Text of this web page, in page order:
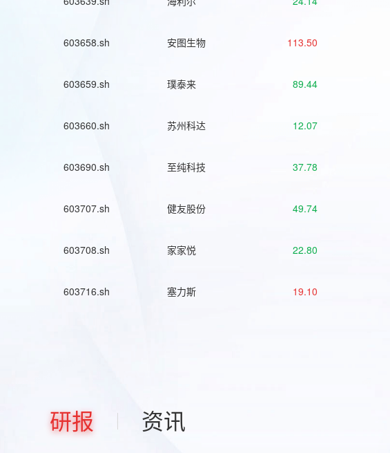
603658.sh 安图生物 113.50
603659.sh 璞泰来 89.44
603660.sh 苏州科达 12.07
603690.sh 至纯科技 37.78
603707.sh 健友股份 49.74
603708.sh 家家悦 22.80
603716.sh 塞力斯 19.10
研报 资讯